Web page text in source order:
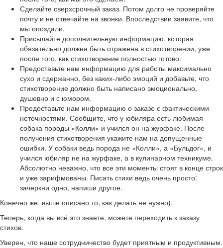
Сделайте сверхсрочный заказ. Потом долго не проверяйте
почту и не отвечайте на звонки. Впоследствии заявите, что
мы опоздали.
Присылайте дополнительную информацию, которая
обязательно должна быть отражена в стихотворении, уже
после того, как стихотворение полностью готово.
Предоставьте нам информацию для работы максимально
сухо и сдержанно, без каких-либо эмоций и добавьте, что
стихотворение должно быть написано эмоционально,
душевно и с юмором.
Предоставьте нам информацию о заказе с фактическими
неточностями. Сообщите, что у юбиляра есть любимая
собака породы «Колли» и учился он на журфаке. После
получения стихотворения укажите нам на допущенные
ошибки. У собаки ведь порода не «Колли», а «Бульдог», и
учился юбиляр не на журфаке, а в кулинарном техникуме.
Абсолютно неважно, что все эти моменты стоят в конце строк
и уже зарифмованы. Писать стихи ведь очень просто:
зачеркни одно, напиши другое.
Конечно же, выше описано то, как делать не нужно).
Теперь, когда вы всё это знаете, можете переходить к заказу
стихов.
Уверен, что наше сотрудничество будет приятным и продуктивным.